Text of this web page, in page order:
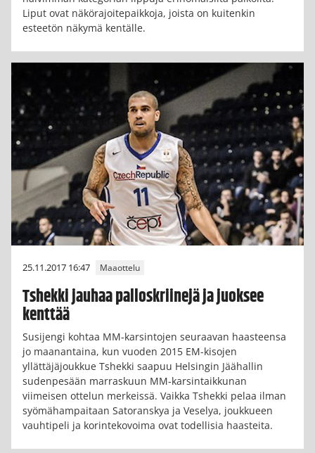
Liput ovat näkörajoitepaikkoja, joista on kuitenkin
esteetön näkymä kentälle.
25.11.2017 16:47 Maaottelu
Tshekki jauhaa palloskriinejä ja juoksee
kenttää
Susijengi kohtaa MM-karsintojen seuraavan haasteensa
jo maanantaina, kun vuoden 2015 EM-kisojen
yllättäjäjoukkue Tshekki saapuu Helsingin Jäähallin
sudenpesään marraskuun MM-karsintaikkunan
viimeisen ottelun merkeissä. Vaikka Tshekki pelaa ilman
syömähampaitaan Satoranskya ja Veselya, joukkueen
vauhtipeli ja korintekovoima ovat todellisia haasteita.